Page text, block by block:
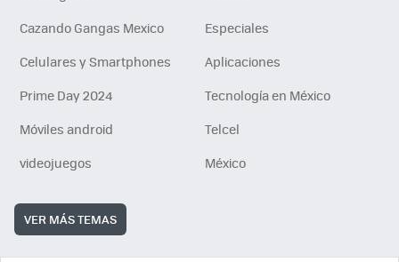
Cazando Gangas Mexico
Especiales
Celulares y Smartphones
Aplicaciones
Prime Day 2024
Tecnología en México
Móviles android
Telcel
videojuegos
México
VER MÁS TEMAS